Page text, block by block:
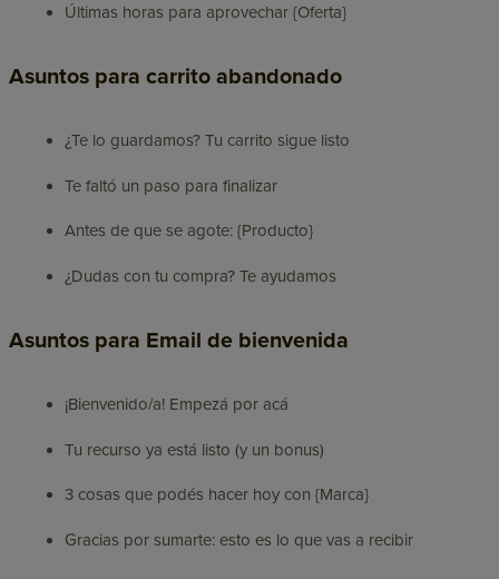
Últimas horas para aprovechar {Oferta}
Asuntos para carrito abandonado
¿Te lo guardamos? Tu carrito sigue listo
Te faltó un paso para finalizar
Antes de que se agote: {Producto}
¿Dudas con tu compra? Te ayudamos
Asuntos para Email de bienvenida
¡Bienvenido/a! Empezá por acá
Tu recurso ya está listo (y un bonus)
3 cosas que podés hacer hoy con {Marca}
Gracias por sumarte: esto es lo que vas a recibir